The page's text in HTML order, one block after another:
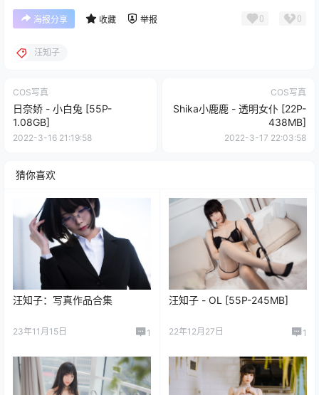
海报分享 收藏 举报 0 0
汪知子
COS写真
日奈娇 - 小白兔 [55P-
1.08GB]
2022-3-16 21:19:58
COS写真
Shika小鹿鹿 - 透明女仆 [22P-
438MB]
2022-3-17 22:03:58
猜你喜欢
汪知子：写真作品合集
23年11月15日 1
汪知子 - OL [55P-245MB]
22年12月27日 1